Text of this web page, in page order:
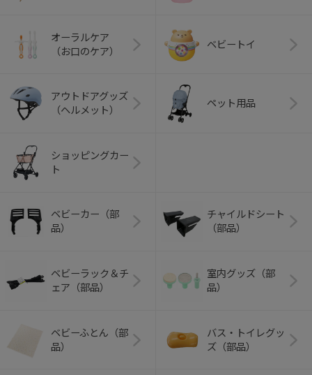
オーラルケア
（お口のケア）
ベビートイ
アウトドアグッズ
（ヘルメット）
ペット用品
ショッピングカー
ト
ベビーカー（部
品）
チャイルドシート
（部品）
ベビーラック＆チ
ェア（部品）
室内グッズ（部
品）
ベビーふとん（部
品）
バス・トイレグッ
ズ（部品）